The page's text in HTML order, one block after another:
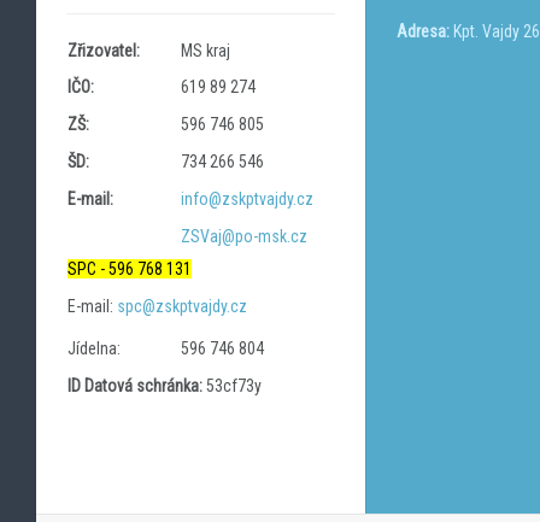
Zřizovatel:
MS kraj
IČO:
619 89 274
ZŠ:
596 746 805
ŠD:
734 266 546
E-mail:
info@zskptvajdy.cz
ZSVaj@po-msk.cz
SPC - 596 768 131
E-mail: spc@zskptvajdy.cz
Jídelna:
596 746 804
ID Datová schránka:53cf73y
Adresa:Kpt. Vajdy